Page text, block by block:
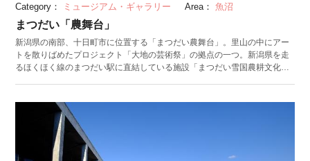
Category： ミュージアム・ギャラリー Area： 魚沼
まつだい「農舞台」
新潟県の南部、十日町市に位置する「まつだい農舞台」。里山の中にアー
トを散りばめたプロジェクト「大地の芸術祭」の拠点の一つ。新潟県を走
るほくほく線のまつだい駅に直結している施設「まつだい雪国農耕文化村
トです。 ここでは「都市と農村の交換」をテーマに、地域の資源や農耕文
化をアートで発信する取り組みを行っています。まつだい雪国農耕文化村
センターでは、展覧会を楽しめることに加え、カフェでの食事や買い物を
することもできます。 中でも田園や森林、遊歩道を内包した里山（フィー
ルドミュージアム）は必見。草間彌生（くさまやよい）をはじめ、世界中